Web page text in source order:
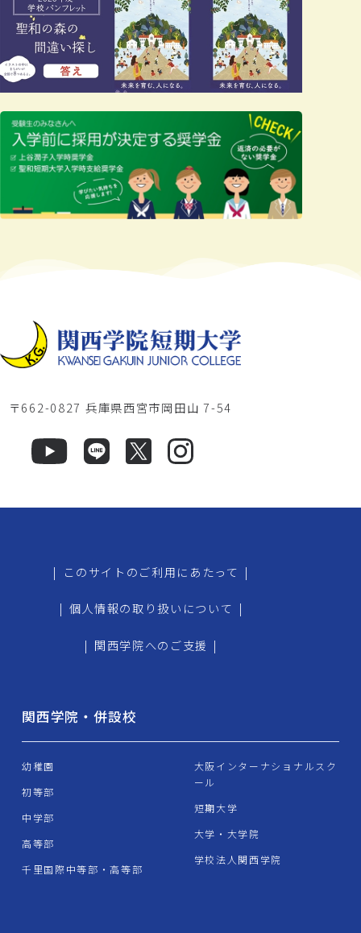
〒662-0827 兵庫県西宮市岡田山 7-54
| このサイトのご利用にあたって |
| 個人情報の取り扱いについて |
| 関西学院へのご支援 |
関西学院・併設校
幼稚園
初等部
中学部
高等部
千里国際中等部・高等部
大阪インターナショナルスク
ール
短期大学
大学・大学院
学校法人関西学院